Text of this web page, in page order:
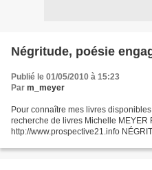
Négritude, poésie
Publié le 01/05/2010 à 15:23
Par m_meyer
Pour connaître mes livres
recherche de livres Michelle MEYER
http://www.prospective21.info